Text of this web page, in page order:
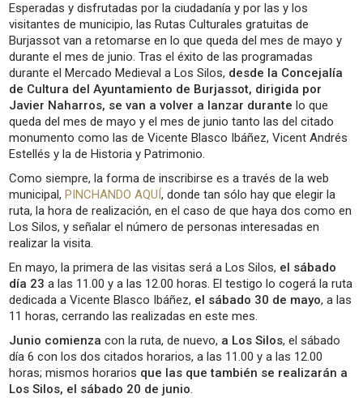
Esperadas y disfrutadas por la ciudadanía y por las y los
visitantes de municipio, las Rutas Culturales gratuitas de
Burjassot van a retomarse en lo que queda del mes de mayo y
durante el mes de junio. Tras el éxito de las programadas
durante el Mercado Medieval a Los Silos, desde la Concejalía
de Cultura del Ayuntamiento de Burjassot, dirigida por
Javier Naharros, se van a volver a lanzar durante lo que
queda del mes de mayo y el mes de junio tanto las del citado
monumento como las de Vicente Blasco Ibáñez, Vicent Andrés
Estellés y la de Historia y Patrimonio.
Como siempre, la forma de inscribirse es a través de la web
municipal,PINCHANDO AQUÍ, donde tan sólo hay que elegir la
ruta, la hora de realización, en el caso de que haya dos como en
Los Silos, y señalar el número de personas interesadas en
realizar la visita.
En mayo, la primera de las visitas será a Los Silos, el sábado
día 23 a las 11.00 y a las 12.00 horas. El testigo lo cogerá la ruta
dedicada a Vicente Blasco Ibáñez, el sábado 30 de mayo, a las
11 horas, cerrando las realizadas en este mes.
Junio comienza con la ruta, de nuevo, a Los Silos, el sábado
día 6 con los dos citados horarios, a las 11.00 y a las 12.00
horas; mismos horarios que las que también se realizarán a
Los Silos, el sábado 20 de junio.